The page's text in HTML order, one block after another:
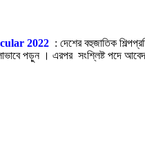
2022 : দেশের বহুজাতিক
পড়ুন । এরপর সংশ্লিষ্ট পদে